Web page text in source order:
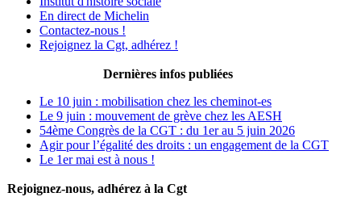
En direct de Michelin
Contactez-nous !
Rejoignez la Cgt, adhérez !
Dernières infos publiées
Le 10 juin : mobilisation chez les cheminot-es
Le 9 juin : mouvement de grève chez les AESH
54ème Congrès de la CGT : du 1er au 5 juin 2026
Agir pour l’égalité des droits : un engagement de la CGT
Le 1er mai est à nous !
Rejoignez-nous, adhérez à la Cgt